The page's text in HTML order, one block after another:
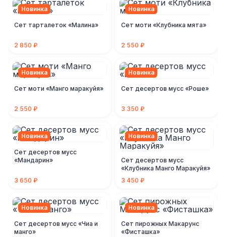
Новинка
Сет тарталеток «Малина»
2 850 ₽
Новинка
Сет моти «Клубника мята»
2 550 ₽
Новинка
Сет моти «Манго маракуйя»
2 550 ₽
Новинка
Сет десертов мусс «Роше»
3 350 ₽
Новинка
Сет десертов мусс
«Мандарин»
3 650 ₽
Новинка
Сет десертов мусс
«Клубника Манго Маракуйя»
3 450 ₽
Новинка
Сет десертов мусс «Чиа и
манго»
Новинка
Сет пирожных Макарунс
«Фисташка»